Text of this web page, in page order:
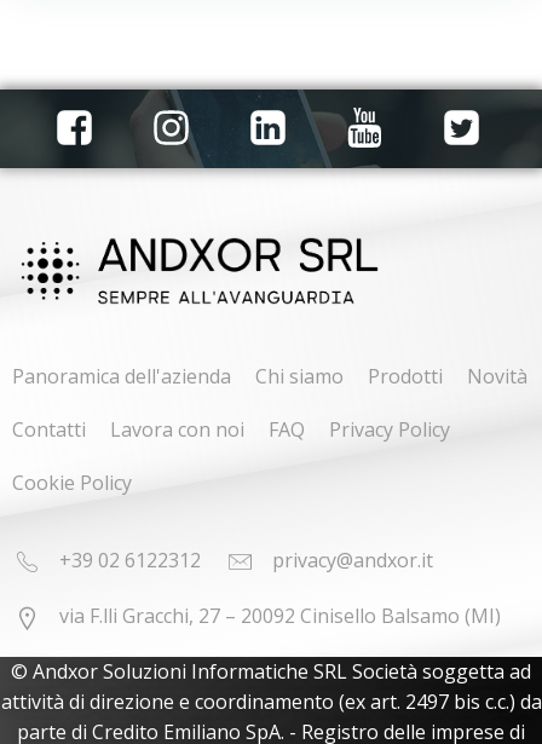
Panoramica dell'azienda Chi siamo Prodotti
Novità
Contatti
Lavora con noi FAQ
Privacy Policy
Cookie Policy
+39 02 6122312 privacy@andxor.it
via F.lli Gracchi, 27 – 20092 Cinisello Balsamo (MI)
© Andxor Soluzioni Informatiche SRL Società soggetta ad
attività di direzione e coordinamento (ex art. 2497 bis c.c.) da
parte di Credito Emiliano SpA. - Registro delle imprese di